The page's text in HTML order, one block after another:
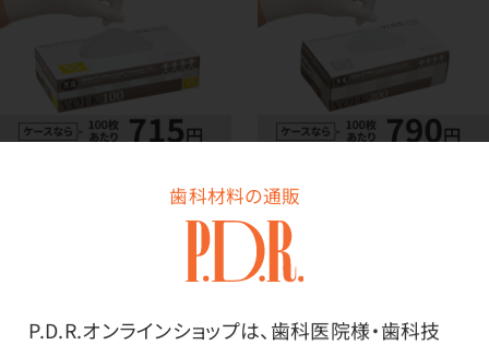
歯科材料の通販
P.D.R.オンラインショップは、歯科医院様・歯科技
ニトリルグローブ VOLKボ
ルク ホワイト（100枚）
ニトリルグローブ VOLKボ
ルク ホワイト（200枚）